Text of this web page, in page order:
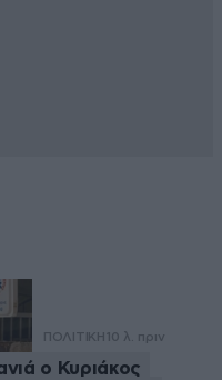
ΠΟΛΙΤΙΚΗ 10 λ. πριν
ο Κυριάκος